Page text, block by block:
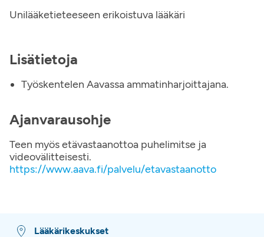
Unilääketieteeseen erikoistuva lääkäri
Lisätietoja
Työskentelen Aavassa ammatinharjoittajana.
Ajanvarausohje
Teen myös etävastaanottoa puhelimitse ja
videovälitteisesti.
https://www.aava.fi/palvelu/etavastaanotto
Lääkärikeskukset